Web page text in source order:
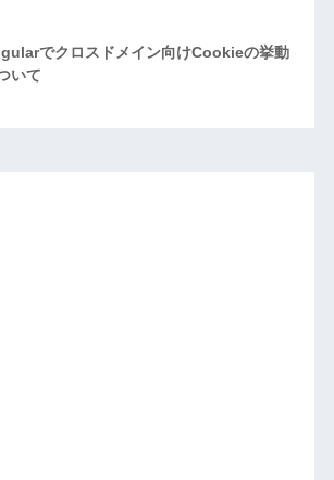
でクロスドメイン向けCookieの挙動
いて